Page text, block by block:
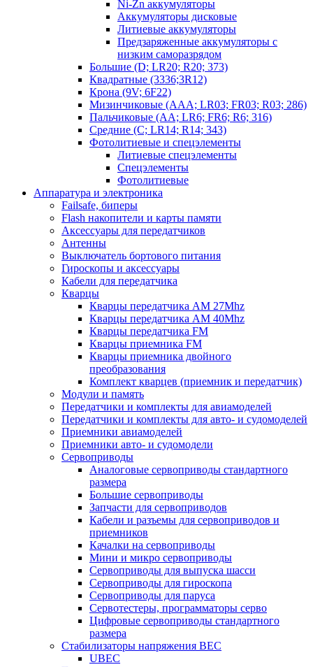
Ni-Zn аккумуляторы
Аккумуляторы дисковые
Литиевые аккумуляторы
Предзаряженные аккумуляторы с
низким саморазрядом
Большие (D; LR20; R20; 373)
Квадратные (3336;3R12)
Крона (9V; 6F22)
Мизинчиковые (AAA; LR03; FR03; R03; 286)
Пальчиковые (AA; LR6; FR6; R6; 316)
Средние (C; LR14; R14; 343)
Фотолитиевые и спецэлементы
Литиевые спецэлементы
Спецэлементы
Фотолитиевые
Аппаратура и электроника
Failsafe, биперы
Flash накопители и карты памяти
Аксессуары для передатчиков
Антенны
Выключатель бортового питания
Гироскопы и аксессуары
Кабели для передатчика
Кварцы
Кварцы передатчика AM 27Mhz
Кварцы передатчика AM 40Mhz
Кварцы передатчика FM
Кварцы приемника FM
Кварцы приемника двойного
преобразования
Комплект кварцев (приемник и передатчик)
Модули и память
Передатчики и комплекты для авиамоделей
Передатчики и комплекты для авто- и судомоделей
Приемники авиамоделей
Приемники авто- и судомодели
Сервоприводы
Аналоговые сервоприводы стандартного
размера
Большие сервоприводы
Запчасти для сервоприводов
Кабели и разъемы для сервоприводов и
приемников
Качалки на сервоприводы
Мини и микро сервоприводы
Сервоприводы для выпуска шасси
Сервоприводы для гироскопа
Сервоприводы для паруса
Сервотестеры, программаторы серво
Цифровые сервоприводы стандартного
размера
Стабилизаторы напряжения BEC
UBEC